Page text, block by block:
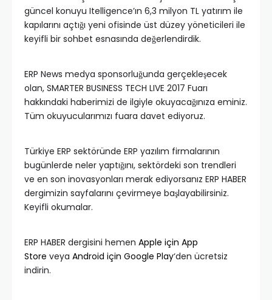
güncel konuyu Itelligence’ın 6,3 milyon TL yatırım ile
kapılarını açtığı yeni ofisinde üst düzey yöneticileri ile
keyifli bir sohbet esnasında değerlendirdik.
ERP News medya sponsorluğunda gerçekleşecek
olan, SMARTER BUSINESS TECH LIVE 2017 Fuarı
hakkındaki haberimizi de ilgiyle okuyacağınıza eminiz.
Tüm okuyucularımızı fuara davet ediyoruz.
Türkiye ERP sektöründe ERP yazılım firmalarının
bugünlerde neler yaptığını, sektördeki son trendleri
ve en son inovasyonları merak ediyorsanız ERP HABER
dergimizin sayfalarını çevirmeye başlayabilirsiniz.
Keyifli okumalar.
ERP HABER dergisini hemen Apple için App
Store veya Android için Google Play‘den ücretsiz
indirin.